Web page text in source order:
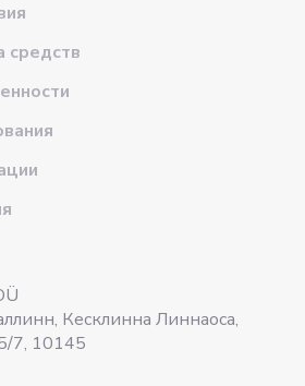
средств
Кесклинна Линнаоса,
7, 10145